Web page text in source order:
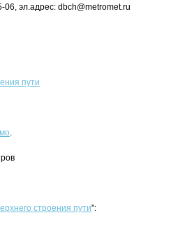
эл.адрес: dbch@metromet.ru
пути
.
строения пути":